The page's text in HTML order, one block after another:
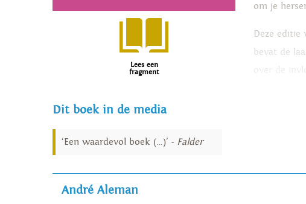
Lees een
fragment
om je
Deze editie
bevat de
Dit boek in de media
‘Een waardevol boek (…)’ - Falder
André Aleman